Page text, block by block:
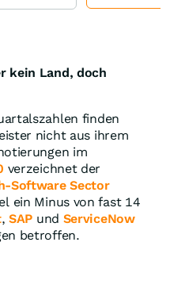
kein Land, doch
finden
nicht aus ihrem
im
verzeichnet der
Software Sector
ein Minus von fast 14
,SAP und ServiceNow
betroffen.